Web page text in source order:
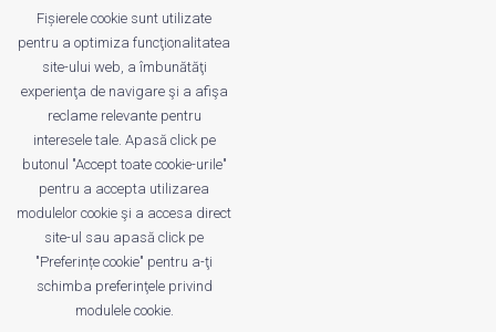
Siguranța copiilor atunci când
călătorim cu mașina este prioritară,
de aceea astăzi vă povestim despre
un înălțător auto.
Despre noi Publicitate
Privacy
Fișierele cookie sunt utilizate
pentru a optimiza funcţionalitatea
site-ului web, a îmbunătăţi
experienţa de navigare şi a afişa
reclame relevante pentru
interesele tale. Apasă click pe
butonul "Accept toate cookie-urile"
pentru a accepta utilizarea
modulelor cookie şi a accesa direct
site-ul sau apasă click pe
"Preferințe cookie" pentru a-ţi
schimba preferinţele privind
modulele cookie.